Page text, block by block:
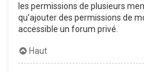
les permissions de plusieurs
qu’ajouter des permissions de
accessible un forum privé.
Haut